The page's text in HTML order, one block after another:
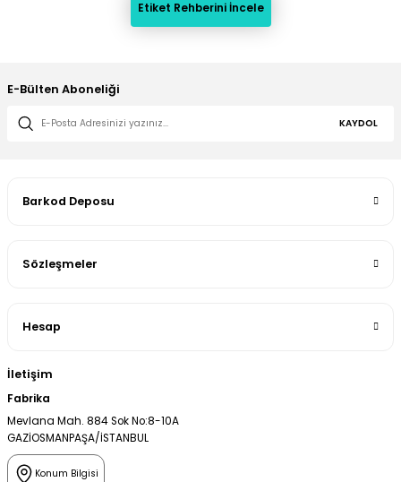
Etiket Rehberini İncele
E-Bülten Aboneliği
KAYDOL
Barkod Deposu
Sözleşmeler
Hesap
İletişim
Fabrika
Mevlana Mah. 884 Sok No:8-10A
GAZİOSMANPAŞA/İSTANBUL
Konum Bilgisi